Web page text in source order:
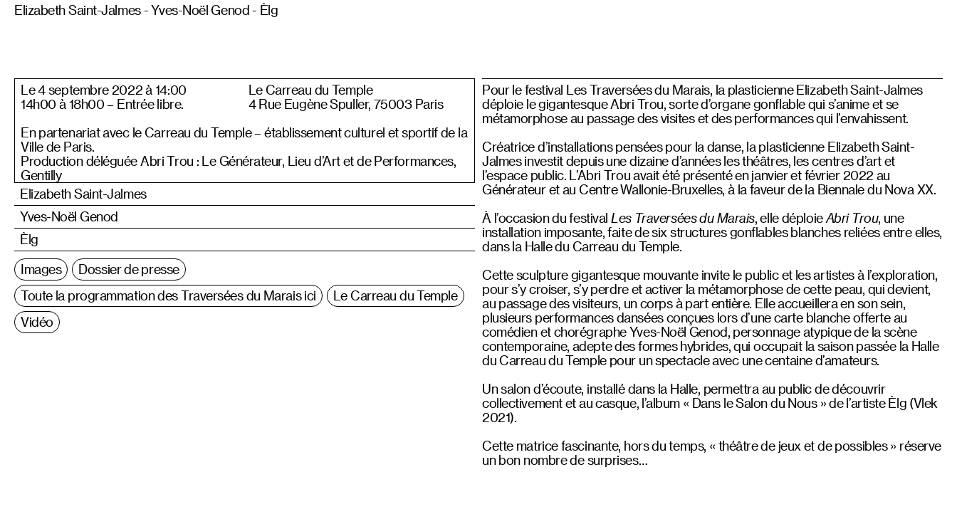
Elizabeth Saint-Jalmes - Yves-Noël Genod - Èlg
Le 4 septembre 2022 à 14:00
14h00 à 18h00 – Entrée libre.
Le Carreau du Temple
4 Rue Eugène Spuller, 75003 Paris
En partenariat avec le Carreau du Temple – établissement culturel et sportif de la
Ville de Paris.
Production déléguée Abri Trou : Le Générateur, Lieu d’Art et de Performances,
Gentilly
Elizabeth Saint-Jalmes
Yves-Noël Genod
Èlg
Images
Dossier de presse
Toute la programmation des Traversées du Marais ici
Le Carreau du Temple
Vidéo
Pour le festival Les Traversées du Marais, la plasticienne Elizabeth Saint-Jalmes
déploie le gigantesque Abri Trou, sorte d’organe gonflable qui s’anime et se
métamorphose au passage des visites et des performances qui l’envahissent.
Créatrice d’installations pensées pour la danse, la plasticienne Elizabeth Saint-
Jalmes investit depuis une dizaine d’années les théâtres, les centres d’art et
l’espace public. L’Abri Trou avait été présenté en janvier et février 2022 au
Générateur et au Centre Wallonie-Bruxelles, à la faveur de la Biennale du Nova XX.
À l’occasion du festival Les Traversées du Marais, elle déploieAbri Trou, une
installation imposante, faite de six structures gonflables blanches reliées entre elles,
dans la Halle du Carreau du Temple.
Cette sculpture gigantesque mouvante invite le public et les artistes à l’exploration,
pour s’y croiser, s’y perdre et activer la métamorphose de cette peau, qui devient,
au passage des visiteurs, un corps à part entière. Elle accueillera en son sein,
plusieurs performances dansées conçues lors d’une carte blanche offerte au
comédien et chorégraphe Yves-Noël Genod, personnage atypique de la scène
contemporaine, adepte des formes hybrides, qui occupait la saison passée la Halle
du Carreau du Temple pour un spectacle avec une centaine d’amateurs.
Un salon d’écoute, installé dans la Halle, permettra au public de découvrir
collectivement et au casque, l’album « Dans le Salon du Nous » de l’artiste Èlg (Vlek
2021).
Cette matrice fascinante, hors du temps, « théâtre de jeux et de possibles » réserve
un bon nombre de surprises…